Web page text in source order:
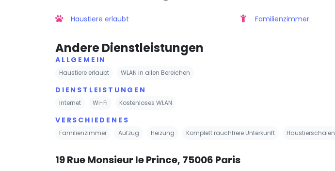
Haustiere erlaubt Familienzimmer
Andere Dienstleistungen
ALLGEMEIN
Haustiere erlaubt WLAN in allen Bereichen
DIENSTLEISTUNGEN
Internet Wi-Fi Kostenloses WLAN
VERSCHIEDENES
Familienzimmer Aufzug Heizung Komplett rauchfreie Unterkunft Haustierschalen
19 Rue Monsieur le Prince, 75006 Paris